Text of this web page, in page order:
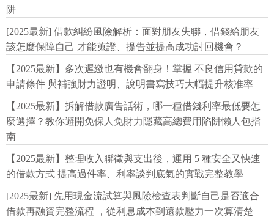
阱
[2025最新] 借款糾紛風險解析：面對朋友失聯，借錢給朋友
該怎麼保障自己 才能蒐證、提告並提高成功討回機會？
【2025最新】多次遲繳也有機會翻身！掌握 不良信用貸款的
申請條件 與補強財力證明、說明書寫技巧大幅提升核准率
【2025最新】拆解借款廣告話術，哪一種借錢利率最低要怎
麼選擇？教你避開免保人免財力隱藏高總費用陷阱懶人包指
南
【2025最新】整理收入聯徵與支出後，運用 5 種安全又快速
的借款方式 提高過件率、利率談判底氣的實戰完整教學
[2025最新] 先用現金流試算與風險檢查表判斷自己是否適合
借款再融資完整流程 ，從利息成本到還款壓力一次算清楚